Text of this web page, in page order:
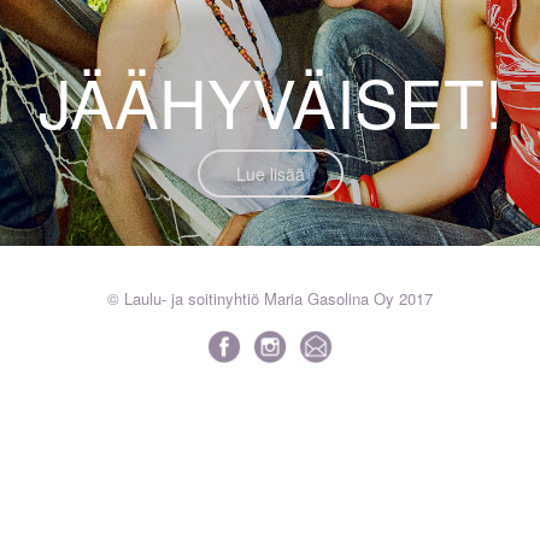
JÄÄHYVÄISET!
Lue lisää
© Laulu- ja soitinyhtiö Maria Gasolina Oy 2017